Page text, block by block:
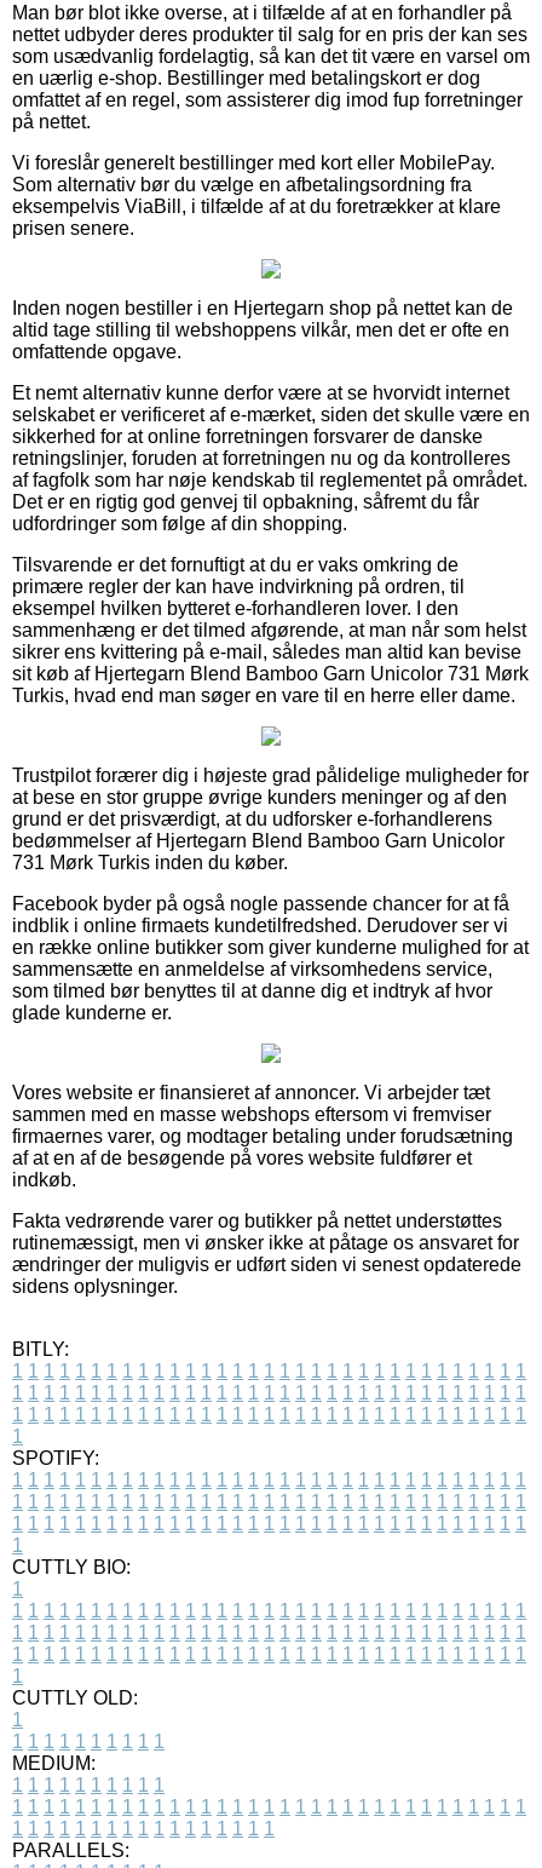
Man bør blot ikke overse, at i tilfælde af at en forhandler på
nettet udbyder deres produkter til salg for en pris der kan ses
som usædvanlig fordelagtig, så kan det tit være en varsel om
en uærlig e-shop. Bestillinger med betalingskort er dog
omfattet af en regel, som assisterer dig imod fup forretninger
på nettet.
Vi foreslår generelt bestillinger med kort eller MobilePay.
Som alternativ bør du vælge en afbetalingsordning fra
eksempelvis ViaBill, i tilfælde af at du foretrækker at klare
prisen senere.
Inden nogen bestiller i en Hjertegarn shop på nettet kan de
altid tage stilling til webshoppens vilkår, men det er ofte en
omfattende opgave.
Et nemt alternativ kunne derfor være at se hvorvidt internet
selskabet er verificeret af e-mærket, siden det skulle være en
sikkerhed for at online forretningen forsvarer de danske
retningslinjer, foruden at forretningen nu og da kontrolleres
af fagfolk som har nøje kendskab til reglementet på området.
Det er en rigtig god genvej til opbakning, såfremt du får
udfordringer som følge af din shopping.
Tilsvarende er det fornuftigt at du er vaks omkring de
primære regler der kan have indvirkning på ordren, til
eksempel hvilken bytteret e-forhandleren lover. I den
sammenhæng er det tilmed afgørende, at man når som helst
sikrer ens kvittering på e-mail, således man altid kan bevise
sit køb af Hjertegarn Blend Bamboo Garn Unicolor 731 Mørk
Turkis, hvad end man søger en vare til en herre eller dame.
Trustpilot forærer dig i højeste grad pålidelige muligheder for
at bese en stor gruppe øvrige kunders meninger og af den
grund er det prisværdigt, at du udforsker e-forhandlerens
bedømmelser af Hjertegarn Blend Bamboo Garn Unicolor
731 Mørk Turkis inden du køber.
Facebook byder på også nogle passende chancer for at få
indblik i online firmaets kundetilfredshed. Derudover ser vi
en række online butikker som giver kunderne mulighed for at
sammensætte en anmeldelse af virksomhedens service,
som tilmed bør benyttes til at danne dig et indtryk af hvor
glade kunderne er.
Vores website er finansieret af annoncer. Vi arbejder tæt
sammen med en masse webshops eftersom vi fremviser
firmaernes varer, og modtager betaling under forudsætning
af at en af de besøgende på vores website fuldfører et
indkøb.
Fakta vedrørende varer og butikker på nettet understøttes
rutinemæssigt, men vi ønsker ikke at påtage os ansvaret for
ændringer der muligvis er udført siden vi senest opdaterede
sidens oplysninger.
BITLY:
1 1 1 1 1 1 1 1 1 1 1 1 1 1 1 1 1 1 1 1 1 1 1 1 1 1 1 1 1 1 1 1 1
1 1 1 1 1 1 1 1 1 1 1 1 1 1 1 1 1 1 1 1 1 1 1 1 1 1 1 1 1 1 1 1 1
1 1 1 1 1 1 1 1 1 1 1 1 1 1 1 1 1 1 1 1 1 1 1 1 1 1 1 1 1 1 1 1 1
1
SPOTIFY:
1 1 1 1 1 1 1 1 1 1 1 1 1 1 1 1 1 1 1 1 1 1 1 1 1 1 1 1 1 1 1 1 1
1 1 1 1 1 1 1 1 1 1 1 1 1 1 1 1 1 1 1 1 1 1 1 1 1 1 1 1 1 1 1 1 1
1 1 1 1 1 1 1 1 1 1 1 1 1 1 1 1 1 1 1 1 1 1 1 1 1 1 1 1 1 1 1 1 1
1
CUTTLY BIO:
1
1 1 1 1 1 1 1 1 1 1 1 1 1 1 1 1 1 1 1 1 1 1 1 1 1 1 1 1 1 1 1 1 1
1 1 1 1 1 1 1 1 1 1 1 1 1 1 1 1 1 1 1 1 1 1 1 1 1 1 1 1 1 1 1 1 1
1 1 1 1 1 1 1 1 1 1 1 1 1 1 1 1 1 1 1 1 1 1 1 1 1 1 1 1 1 1 1 1 1
1
CUTTLY OLD:
1
1 1 1 1 1 1 1 1 1 1
MEDIUM:
1 1 1 1 1 1 1 1 1 1
1 1 1 1 1 1 1 1 1 1 1 1 1 1 1 1 1 1 1 1 1 1 1 1 1 1 1 1 1 1 1 1 1
1 1 1 1 1 1 1 1 1 1 1 1 1 1 1 1 1
PARALLELS: